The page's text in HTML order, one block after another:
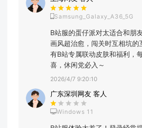
Samsung_Galaxy_A36_5G
B站服的蛋仔派对太适合和朋
画风超治愈，闯关时互相坑的
有B站专属联动皮肤和福利，
喜，休闲党必入～
2026/4/7 9:20:10
广东深圳网友 客人
Windows 11